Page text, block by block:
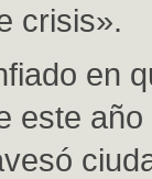
crisis».
en
este